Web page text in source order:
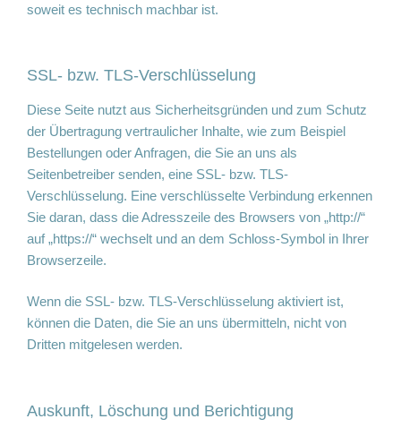
soweit es technisch machbar ist.
SSL- bzw. TLS-Verschlüsselung
Diese Seite nutzt aus Sicherheitsgründen und zum Schutz
der Übertragung vertraulicher Inhalte, wie zum Beispiel
Bestellungen oder Anfragen, die Sie an uns als
Seitenbetreiber senden, eine SSL- bzw. TLS-
Verschlüsselung. Eine verschlüsselte Verbindung erkennen
Sie daran, dass die Adresszeile des Browsers von „http://“
auf „https://“ wechselt und an dem Schloss-Symbol in Ihrer
Browserzeile.
Wenn die SSL- bzw. TLS-Verschlüsselung aktiviert ist,
können die Daten, die Sie an uns übermitteln, nicht von
Dritten mitgelesen werden.
Auskunft, Löschung und Berichtigung